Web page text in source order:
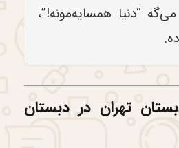
“دنیا همسایه‌مونه!”،
دبستان تهران در دبستان